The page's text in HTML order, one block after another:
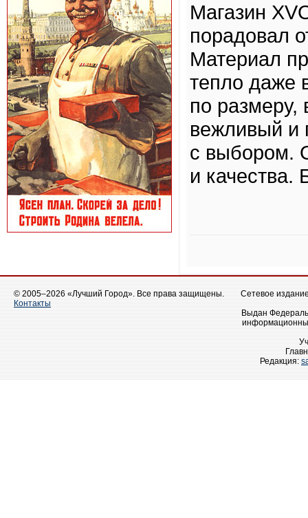
Магазин
порадовал
Материал
тепло даже
по размеру,
вежливый и
с выбором.
и качества.
© 2005–2026 «Лучший Город». Все права защищены.
Контакты
Сетевое
Выдан
Редакция: